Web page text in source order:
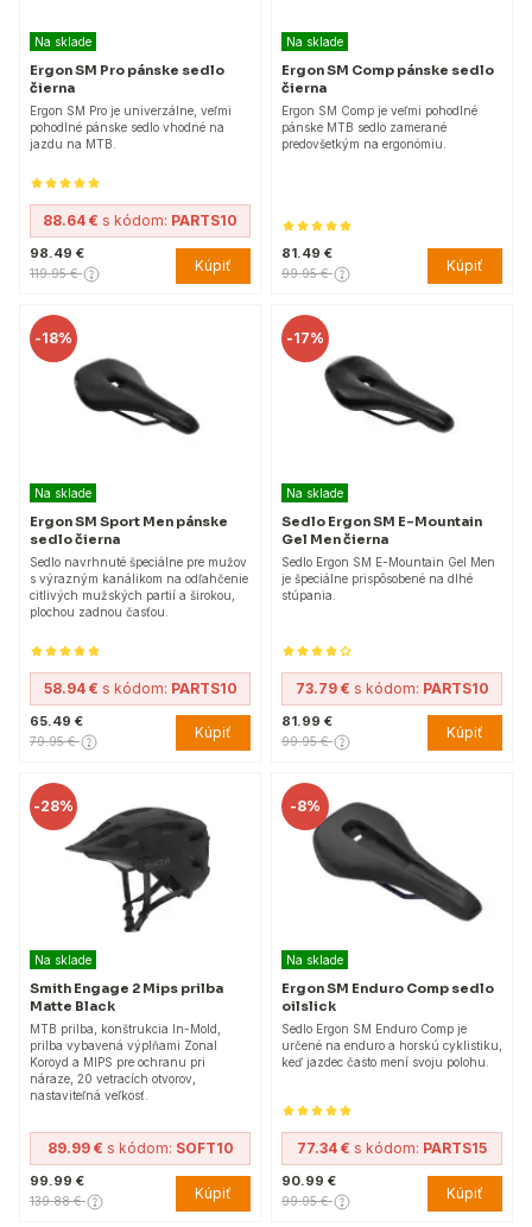
Na sklade
Ergon SM Pro pánske sedlo
čierna
Ergon SM Pro je univerzálne, veľmi
pohodlné pánske sedlo vhodné na
jazdu na MTB.
88.64 € s kódom: PARTS10
98.49 €
119.95 € Kúpiť
Na sklade
Ergon SM Comp pánske sedlo
čierna
Ergon SM Comp je veľmi pohodlné
pánske MTB sedlo zamerané
predovšetkým na ergonómiu.
81.49 €
99.95 € Kúpiť
-18%
Na sklade
Ergon SM Sport Men pánske
sedlo čierna
Sedlo navrhnuté špeciálne pre mužov
s výrazným kanálikom na odľahčenie
citlivých mužských partií a širokou,
plochou zadnou časťou.
58.94 € s kódom: PARTS10
65.49 €
79.95 € Kúpiť
-17%
Na sklade
Sedlo Ergon SM E-Mountain
Gel Men čierna
Sedlo Ergon SM E-Mountain Gel Men
je špeciálne prispôsobené na dlhé
stúpania.
73.79 € s kódom: PARTS10
81.99 €
99.95 € Kúpiť
-28%
Na sklade
Smith Engage 2 Mips prilba
Matte Black
MTB prilba, konštrukcia In-Mold,
prilba vybavená výplňami Zonal
Koroyd a MIPS pre ochranu pri
náraze, 20 vetracích otvorov,
nastaviteľná veľkosť.
89.99 € s kódom: SOFT10
99.99 €
139.88 € Kúpiť
-8%
Na sklade
Ergon SM Enduro Comp sedlo
oilslick
Sedlo Ergon SM Enduro Comp je
určené na enduro a horskú cyklistiku,
keď jazdec často mení svoju polohu.
77.34 € s kódom: PARTS15
90.99 €
99.95 € Kúpiť